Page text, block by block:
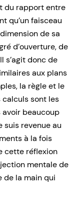
du rapport entre
qu’un faisceau
de sa
d’ouverture, de
s’agit donc de
aux plans
la règle et le
calculs sont les
avoir beaucoup
suis revenue au
à la fois
cette réflexion
mentale de
de la main qui